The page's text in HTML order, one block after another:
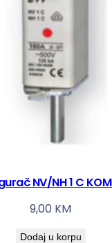
NV/NH 1 C
9,00 KM
Dodaj u korpu